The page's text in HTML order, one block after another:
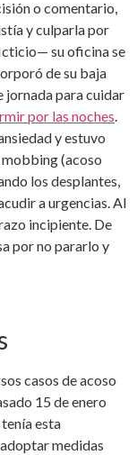
o comentario,
y culparla por
su oficina se
de su baja
jornada para cuidar
por las noches
y estuvo
(acoso
los desplantes,
a urgencias. Al
incipiente. De
por no pararlo y
casos de acoso
15 de enero
esta
medidas